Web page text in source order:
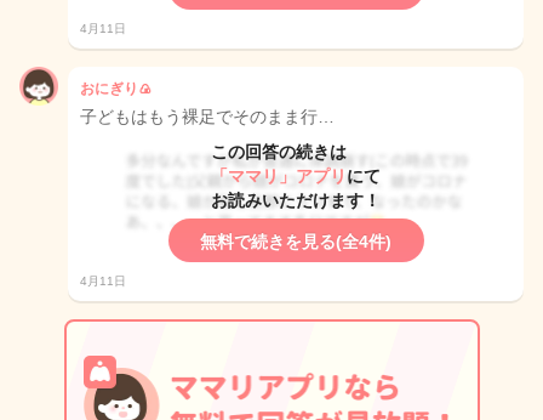
4月11日
おにぎり🍙
子どもはもう裸足でそのまま行…
この回答の続きは
「ママリ」アプリ にて
お読みいただけます！
無料で続きを見る(全4件)
4月11日